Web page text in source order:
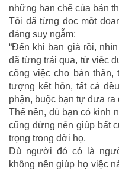
những hạn chế của bản
Tôi đã từng đọc một
đáng suy ngẫm:
“Đến khi bạn già rồi,
đã từng trải qua, từ việc
công việc cho bản
tượng kết hôn, tất cả
phận, buộc bạn tự đưa ra
Thế nên, dù bạn có kinh
cũng đừng nên giúp bất
trọng trong đời họ.
Dù người đó có là
không nên giúp họ việc